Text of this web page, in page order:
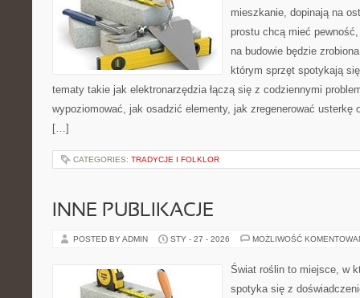
mieszkanie, dopinają na
prostu chcą mieć
na budowie będzie
którym sprzęt spotykają
tematy takie jak elektronarzędzia łączą się z codziennymi
wypoziomować, jak osadzić elementy, jak zregenerować usterkę
[…]
CATEGORIES: TRADYCJE I FOLKLOR
INNE PUBLIKACJE
POSTED BY ADMIN STY - 27 - 2026 MOŻLIWOŚĆ
Świat roślin to miejsce, w
spotyka się z